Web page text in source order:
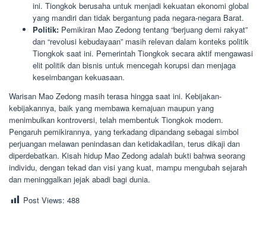
ini. Tiongkok berusaha untuk menjadi kekuatan ekonomi global
yang mandiri dan tidak bergantung pada negara-negara Barat.
Politik: Pemikiran Mao Zedong tentang “berjuang demi rakyat”
dan “revolusi kebudayaan” masih relevan dalam konteks politik
Tiongkok saat ini. Pemerintah Tiongkok secara aktif mengawasi
elit politik dan bisnis untuk mencegah korupsi dan menjaga
keseimbangan kekuasaan.
Warisan Mao Zedong masih terasa hingga saat ini. Kebijakan-
kebijakannya, baik yang membawa kemajuan maupun yang
menimbulkan kontroversi, telah membentuk Tiongkok modern.
Pengaruh pemikirannya, yang terkadang dipandang sebagai simbol
perjuangan melawan penindasan dan ketidakadilan, terus dikaji dan
diperdebatkan. Kisah hidup Mao Zedong adalah bukti bahwa seorang
individu, dengan tekad dan visi yang kuat, mampu mengubah sejarah
dan meninggalkan jejak abadi bagi dunia.
Post Views: 488